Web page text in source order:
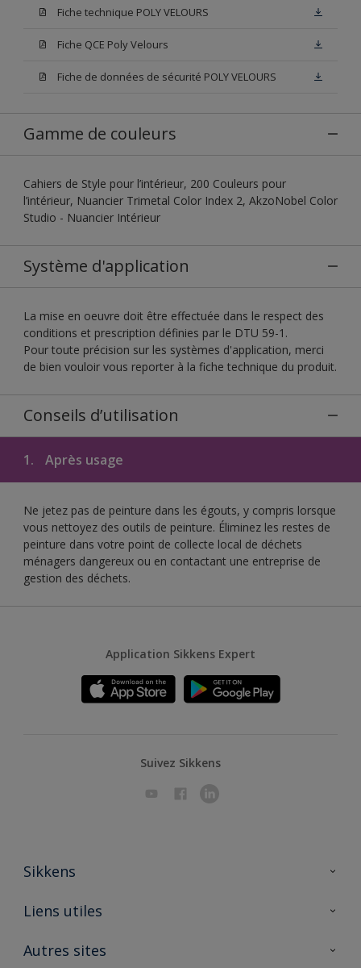
Fiche technique POLY VELOURS
Fiche QCE Poly Velours
Fiche de données de sécurité POLY VELOURS
Gamme de couleurs
Cahiers de Style pour l’intérieur, 200 Couleurs pour
l’intérieur, Nuancier Trimetal Color Index 2, AkzoNobel Color
Studio - Nuancier Intérieur
Système d'application
La mise en oeuvre doit être effectuée dans le respect des
conditions et prescription définies par le DTU 59-1.
Pour toute précision sur les systèmes d'application, merci
de bien vouloir vous reporter à la fiche technique du produit.
Conseils d’utilisation
1. Après usage
Ne jetez pas de peinture dans les égouts, y compris lorsque
vous nettoyez des outils de peinture. Éliminez les restes de
peinture dans votre point de collecte local de déchets
ménagers dangereux ou en contactant une entreprise de
gestion des déchets.
Application Sikkens Expert
Suivez Sikkens
Sikkens
A propos de Sikkens
Liens utiles
Ouvrir un magasin PASS
Autres sites